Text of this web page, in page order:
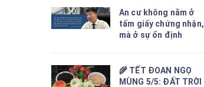
An cư không nằm ở
tấm giấy chứng nhận,
mà ở sự ổn định
🌾 TẾT ĐOAN NGỌ
MÙNG 5/5: ĐẤT TRỜI